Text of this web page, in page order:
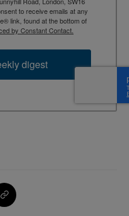
to receive emails at any
link, found at the bottom of
by Constant Contact.
digest